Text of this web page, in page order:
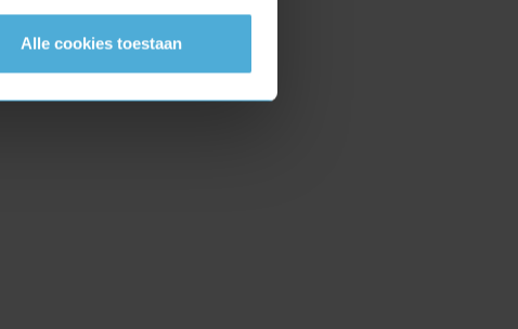
Alle cookies toestaan